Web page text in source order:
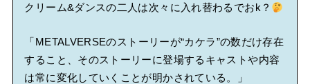
クリーム&ダンスの二人は次々に入れ替わるでおk？
「METALVERSEのストーリーが“カケラ”の数だけ存在
すること、そのストーリーに登場するキャストや内容
は常に変化していくことが明かされている。」